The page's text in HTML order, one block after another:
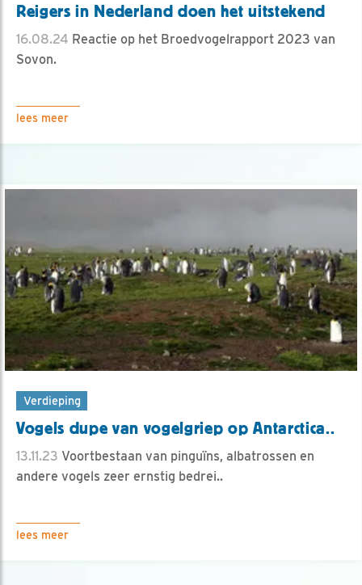
Reigers in Nederland doen het uitstekend
16.08.24 Reactie op het Broedvogelrapport 2023 van
Sovon.
lees meer
Verdieping
Vogels dupe van vogelgriep op Antarctica..
13.11.23 Voortbestaan van pinguïns, albatrossen en
andere vogels zeer ernstig bedrei..
lees meer